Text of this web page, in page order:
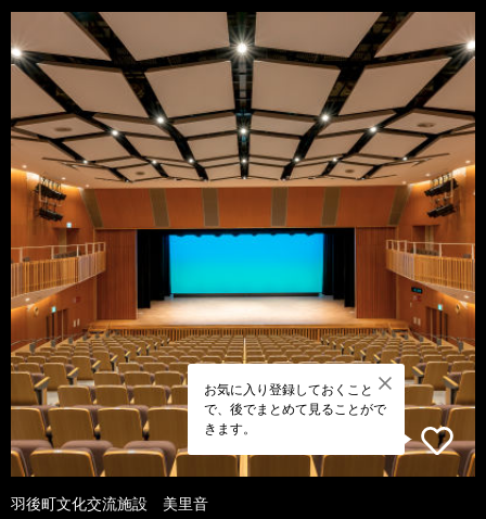
お気に入り登録しておくこと
で、後でまとめて見ることがで
きます。
羽後町文化交流施設 美里音